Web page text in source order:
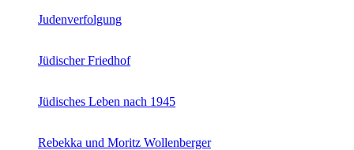
Judenverfolgung
Jüdischer Friedhof
Jüdisches Leben nach 1945
Rebekka und Moritz Wollenberger